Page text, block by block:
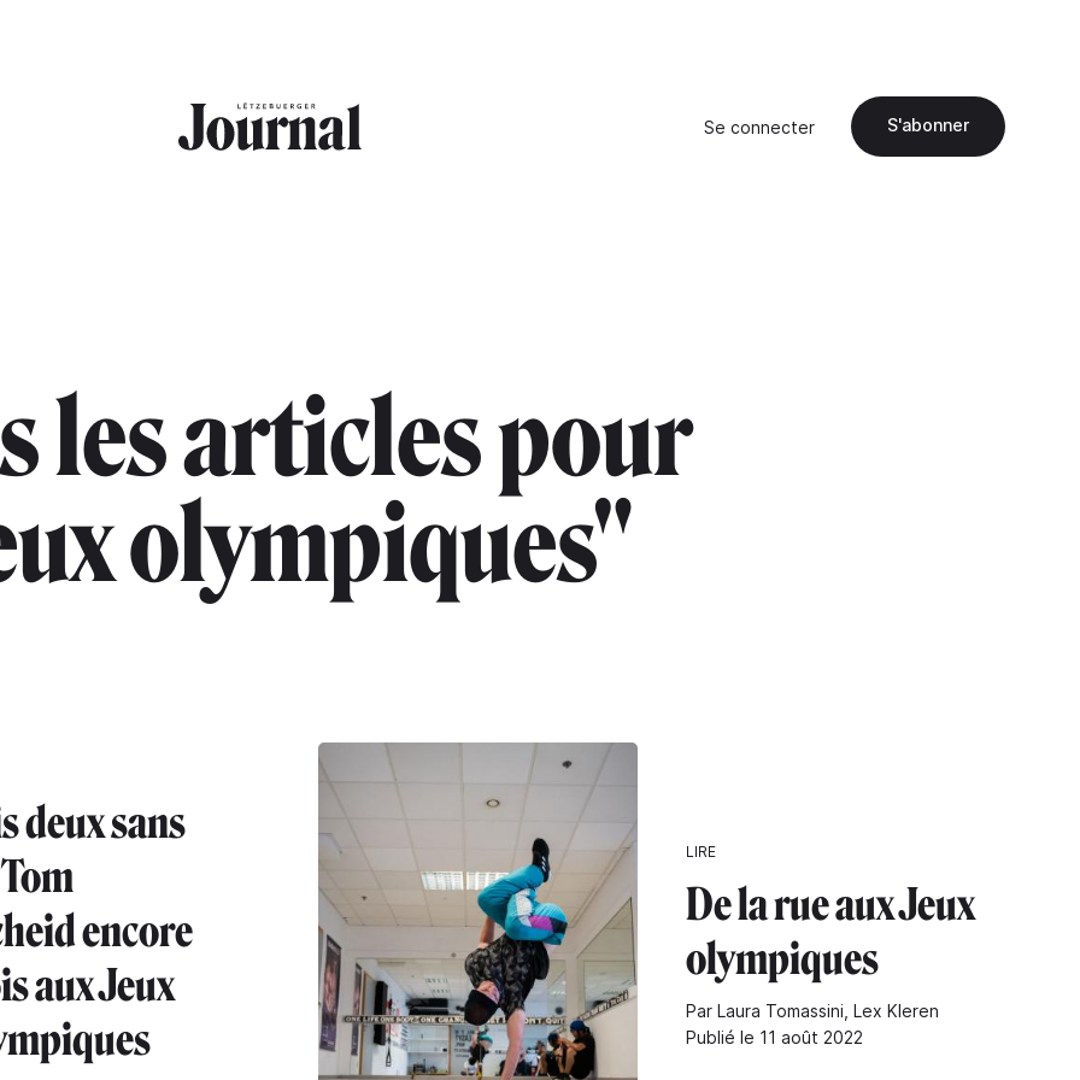
Se connecter S'abonner
les articles pour
olympiques"
deux sans
encore
aux Jeux
LIRE
De la rue aux Jeux
olympiques
Par Laura Tomassini, Lex Kleren
Publié le 11 août 2022